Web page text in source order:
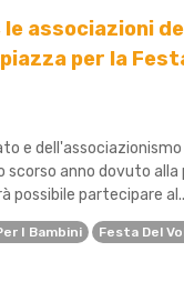
le associazioni
per la
e
scorso anno dovuto alla
possibile partecipare
I Bambini
Festa Del